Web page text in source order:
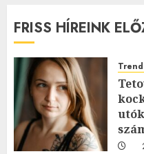
FRISS HÍREINK